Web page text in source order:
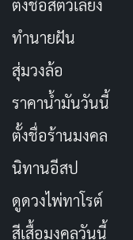
ตั้งชื่อสัตว์เลี้ยง
ทำนายฝัน
สุ่มวงล้อ
ราคาน้ำมันวันนี้
ตั้งชื่อร้านมงคล
นิทานอีสป
ดูดวงไพ่ทาโรต์
สีเสื้อมงคลวันนี้